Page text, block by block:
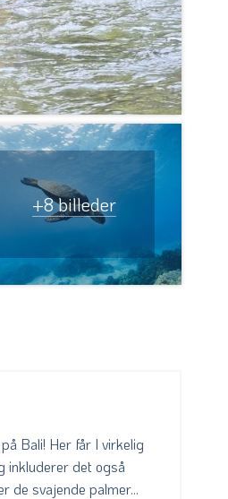
+8 billeder
Bali! Her får I virkelig
inkluderer det også
de svajende palmer...